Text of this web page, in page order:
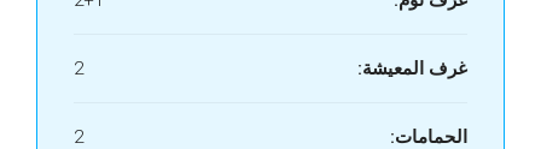
غرف المعيشة: 2
الحمامات: 2